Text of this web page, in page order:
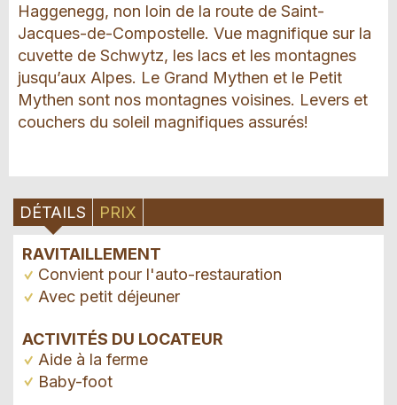
Haggenegg, non loin de la route de Saint-
Jacques-de-Compostelle. Vue magnifique sur la
cuvette de Schwytz, les lacs et les montagnes
jusqu’aux Alpes. Le Grand Mythen et le Petit
Mythen sont nos montagnes voisines. Levers et
couchers du soleil magnifiques assurés!
DÉTAILS PRIX
RAVITAILLEMENT
Convient pour l'auto-restauration
Avec petit déjeuner
ACTIVITÉS DU LOCATEUR
Aide à la ferme
Baby-foot